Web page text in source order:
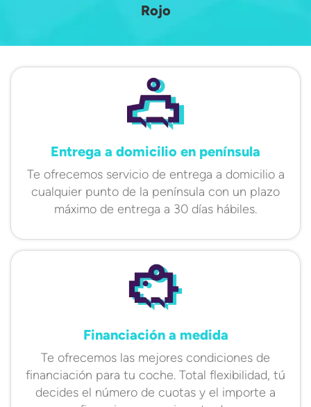
Rojo
Entrega a domicilio en península
Te ofrecemos servicio de entrega a domicilio a
cualquier punto de la península con un plazo
máximo de entrega a 30 días hábiles.
Financiación a medida
Te ofrecemos las mejores condiciones de
financiación para tu coche. Total flexibilidad, tú
decides el número de cuotas y el importe a